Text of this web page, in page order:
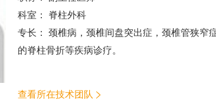
科室： 脊柱外科
专长： 颈椎病，颈椎间盘突出症，颈椎管狭窄
的脊柱骨折等疾病诊疗。
查看所在技术团队